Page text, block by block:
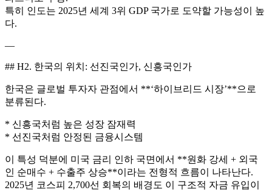
특히 인도는 2025년 세계 3위 GDP 국가로 도약할 가능성이 높
다.
—
## H2. 한국의 위치: 선진국인가, 신흥국인가
한국은 글로벌 투자자 관점에서 **‘하이브리드 시장’**으로
분류된다.
* 신흥국처럼 높은 성장 잠재력
* 선진국처럼 안정된 금융시스템
이 특성 덕분에 미국 금리 인하 국면에서 **원화 강세 + 외국
인 순매수 + 수출주 상승**이라는 전형적 흐름이 나타난다.
2025년 코스피 2,700선 회복의 배경도 이 구조적 자금 유입이